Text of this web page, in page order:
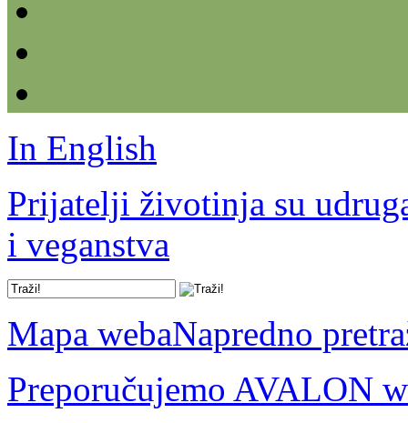
In English
Prijatelji životinja su
i veganstva
Mapa webaNapredno
Preporučujemo AVALON